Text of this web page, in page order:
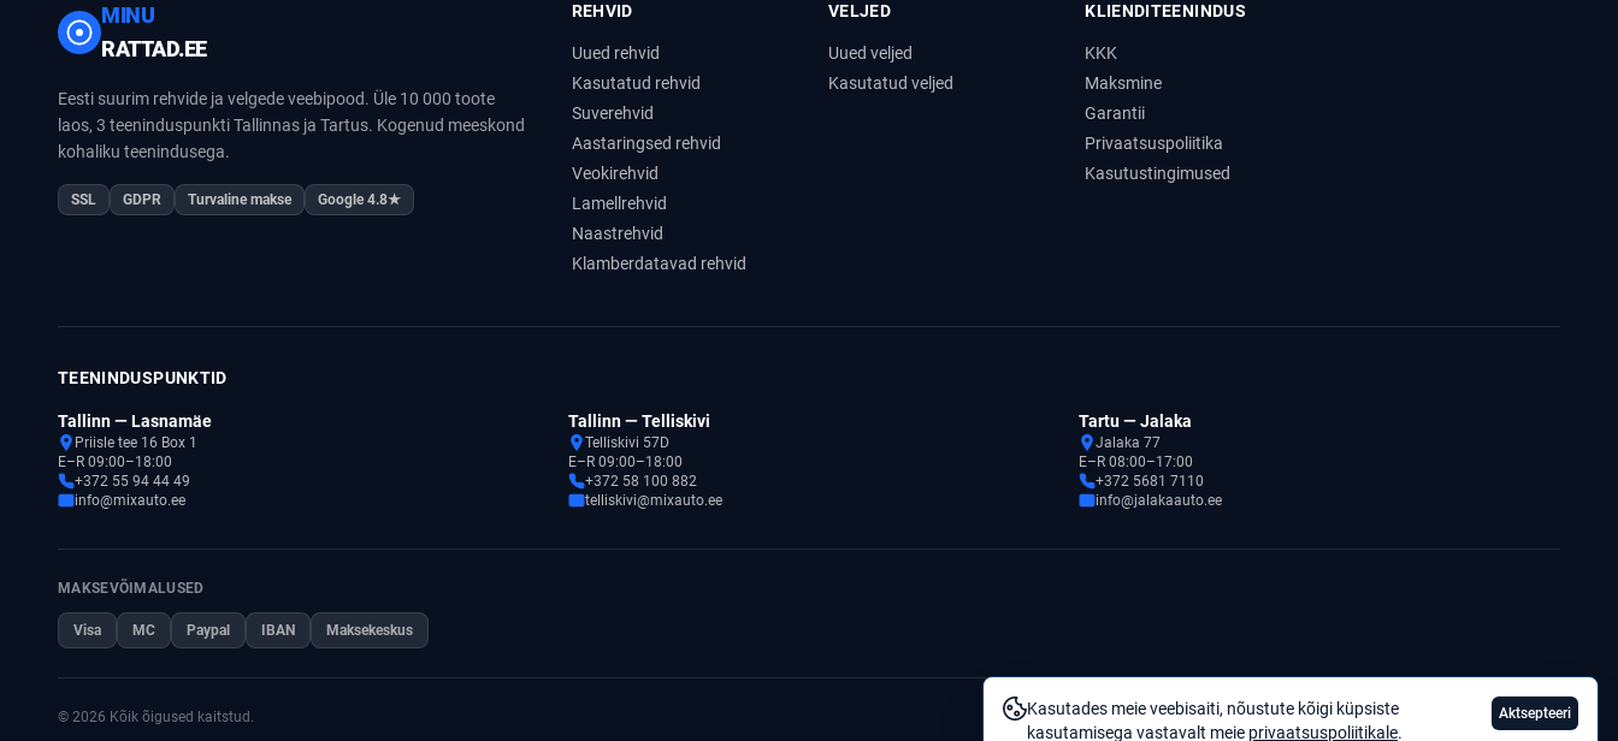
Kasutades meie veebisaiti, nõustute kõigi küpsiste
kasutamisega vastavalt meie privaatsuspoliitikale.
Aktsepteeri
MINU
RATTAD.EE
Eesti suurim rehvide ja velgede veebipood. Üle 10 000 toote
laos, 3 teeninduspunkti Tallinnas ja Tartus. Kogenud meeskond
kohaliku teenindusega.
SSL GDPR Turvaline makse Google 4.8★
REHVID
Uued rehvid
Kasutatud rehvid
Suverehvid
Aastaringsed rehvid
Veokirehvid
Lamellrehvid
Naastrehvid
Klamberdatavad rehvid
VELJED
Uued veljed
Kasutatud veljed
KLIENDITEENINDUS
KKK
Maksmine
Garantii
Privaatsuspoliitika
Kasutustingimused
TEENINDUSPUNKTID
Tallinn — Lasnamäe
Priisle tee 16 Box 1
E–R 09:00–18:00
+372 55 94 44 49
info@mixauto.ee
Tallinn — Telliskivi
Telliskivi 57D
E–R 09:00–18:00
+372 58 100 882
telliskivi@mixauto.ee
Tartu — Jalaka
Jalaka 77
E–R 08:00–17:00
+372 5681 7110
info@jalakaauto.ee
MAKSEVÕIMALUSED
Visa MC Paypal IBAN Maksekeskus
© 2026 Kõik õigused kaitstud. Privaatsuspoliitika